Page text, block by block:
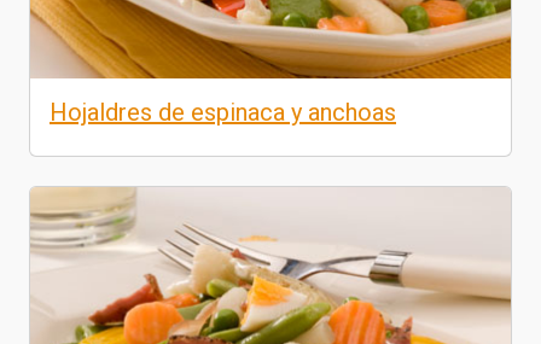
Hojaldres de espinaca y anchoas